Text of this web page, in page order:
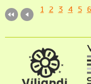
1 2 3 4 5 6